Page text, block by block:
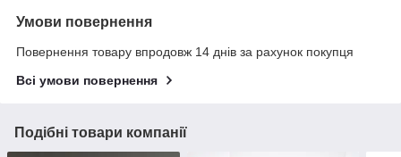
Умови повернення
Повернення товару впродовж 14 днів за рахунок покупця
Всі умови повернення
Подібні товари компанії